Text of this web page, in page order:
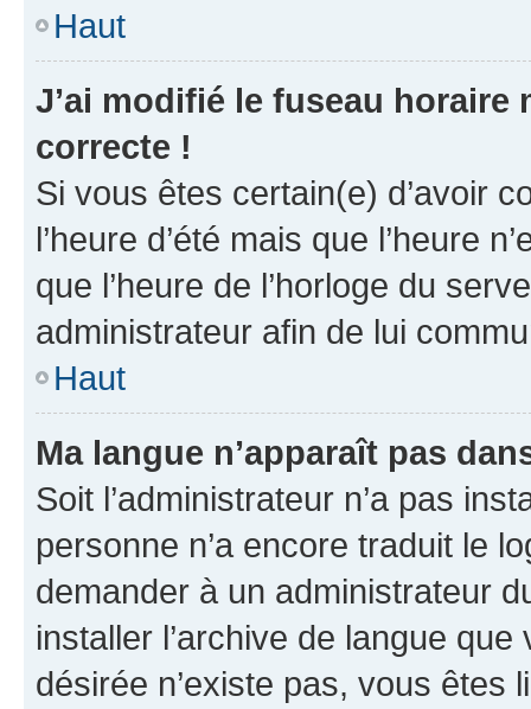
Haut
J’ai modifié le fuseau horaire
correcte !
Si vous êtes certain(e) d’avoir
l’heure d’été mais que l’heure
que l’heure de l’horloge du
administrateur afin de lui
Haut
Ma langue n’apparaît pas
Soit l’administrateur n’a pas
personne n’a encore traduit le
demander à un administrateur
installer l’archive de langue
désirée n’existe pas, vous êtes